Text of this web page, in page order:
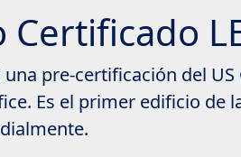
una pre-certificación del
Es el primer edificio de